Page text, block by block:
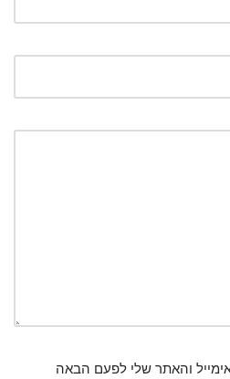
והאתר שלי לפעם הבאה